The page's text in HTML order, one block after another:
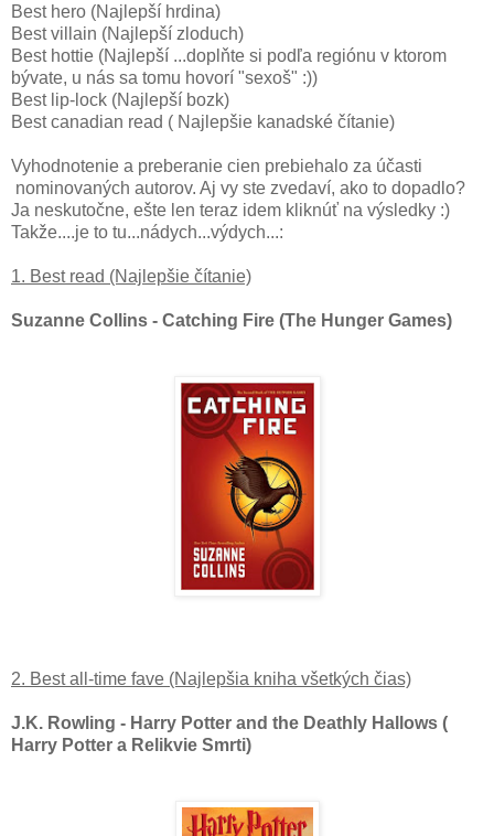
Best hero (Najlepší hrdina)
Best villain (Najlepší zloduch)
Best hottie (Najlepší ...doplňte si podľa regiónu v ktorom
bývate, u nás sa tomu hovorí "sexoš" :))
Best lip-lock (Najlepší bozk)
Best canadian read ( Najlepšie kanadské čítanie)
Vyhodnotenie a preberanie cien prebiehalo za účasti
nominovaných autorov. Aj vy ste zvedaví, ako to dopadlo?
Ja neskutočne, ešte len teraz idem kliknúť na výsledky :)
Takže....je to tu...nádych...výdych...:
1. Best read (Najlepšie čítanie)
Suzanne Collins - Catching Fire (The Hunger Games)
2. Best all-time fave (Najlepšia kniha všetkých čias)
J.K. Rowling - Harry Potter and the Deathly Hallows (
Harry Potter a Relikvie Smrti)